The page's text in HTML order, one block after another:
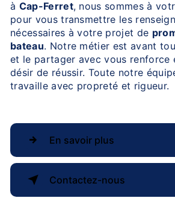
à Cap-Ferret, nous sommes à
pour vous transmettre les
nécessaires à votre projet de
bateau. Notre métier est avant
et le partager avec vous renforce
désir de réussir. Toute notre
travaille avec propreté et rigueur.
En savoir plus
Contactez-nous